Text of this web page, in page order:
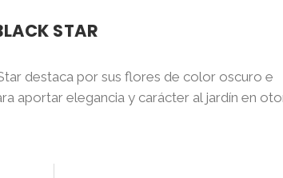
STAR
destaca por sus flores de color oscuro e
aportar elegancia y carácter al jardín en